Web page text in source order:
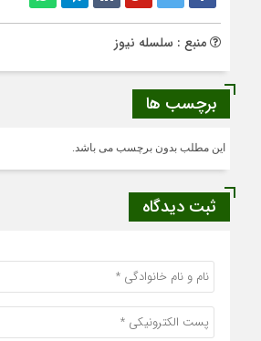
منبع : سلسله نیوز
برچسب ها
این مطلب بدون برچسب می باشد.
ثبت دیدگاه